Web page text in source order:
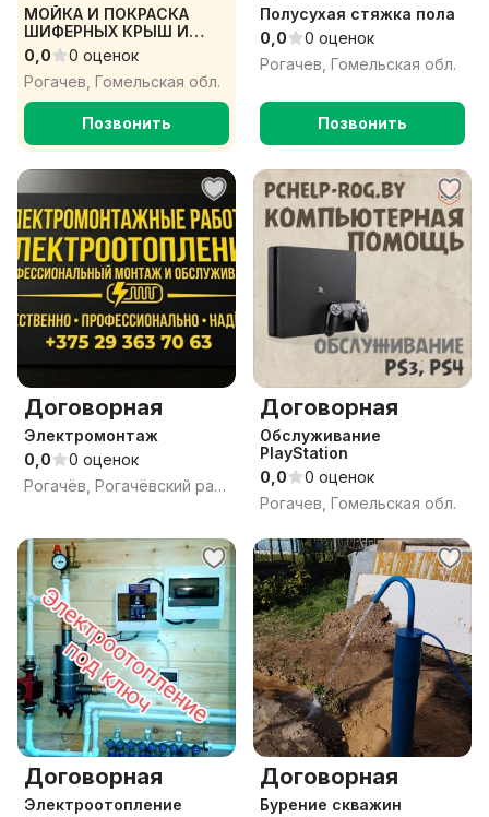
МОЙКА И ПОКРАСКА
ШИФЕРНЫХ КРЫШ И
ФАСАДОВ
0,0
0 оценок
Рогачев, Гомельская обл.
Позвонить
Полусухая стяжка пола
0,0
0 оценок
Рогачев, Гомельская обл.
Позвонить
Договорная
Электромонтаж
0,0
0 оценок
Рогачёв, Рогачёвский район, Гомельская область
Договорная
Обслуживание
PlayStation
0,0
0 оценок
Рогачев, Гомельская обл.
Договорная
Электроотопление
Договорная
Бурение скважин